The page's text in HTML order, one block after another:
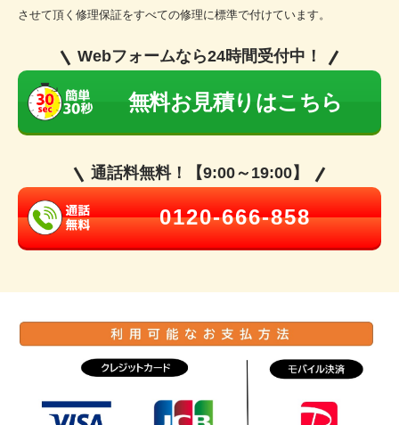
させて頂く修理保証をすべての修理に標準で付けています。
Webフォームなら24時間受付中！
無料お見積りはこちら
通話料無料！【9:00～19:00】
0120-666-858